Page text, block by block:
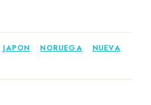
JAPON NORUEGA
NUEVA